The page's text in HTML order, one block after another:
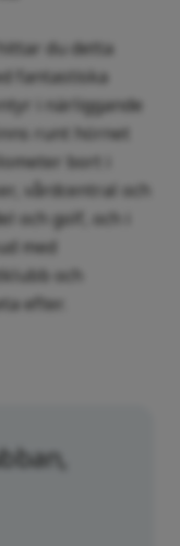
du detta
fantastiska
i närliggande
runt hörnet
bort i
vårdcentral och
och golf, och i
med
och
efter.